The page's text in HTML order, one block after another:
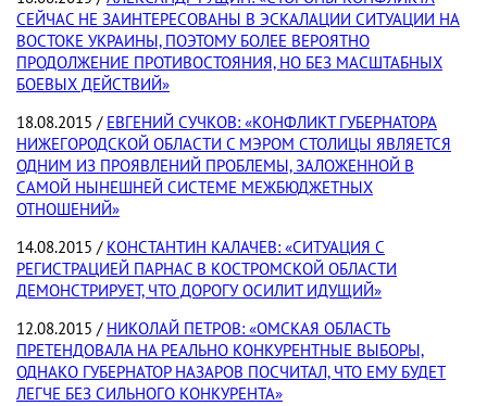
СЕЙЧАС НЕ ЗАИНТЕРЕСОВАНЫ В ЭСКАЛАЦИИ СИТУАЦИИ НА
ВОСТОКЕ УКРАИНЫ, ПОЭТОМУ БОЛЕЕ ВЕРОЯТНО
ПРОДОЛЖЕНИЕ ПРОТИВОСТОЯНИЯ, НО БЕЗ МАСШТАБНЫХ
БОЕВЫХ ДЕЙСТВИЙ»
18.08.2015 / ЕВГЕНИЙ СУЧКОВ: «КОНФЛИКТ ГУБЕРНАТОРА
НИЖЕГОРОДСКОЙ ОБЛАСТИ С МЭРОМ СТОЛИЦЫ ЯВЛЯЕТСЯ
ОДНИМ ИЗ ПРОЯВЛЕНИЙ ПРОБЛЕМЫ, ЗАЛОЖЕННОЙ В
САМОЙ НЫНЕШНЕЙ СИСТЕМЕ МЕЖБЮДЖЕТНЫХ
ОТНОШЕНИЙ»
14.08.2015 / КОНСТАНТИН КАЛАЧЕВ: «СИТУАЦИЯ С
РЕГИСТРАЦИЕЙ ПАРНАС В КОСТРОМСКОЙ ОБЛАСТИ
ДЕМОНСТРИРУЕТ, ЧТО ДОРОГУ ОСИЛИТ ИДУЩИЙ»
12.08.2015 / НИКОЛАЙ ПЕТРОВ: «ОМСКАЯ ОБЛАСТЬ
ПРЕТЕНДОВАЛА НА РЕАЛЬНО КОНКУРЕНТНЫЕ ВЫБОРЫ,
ОДНАКО ГУБЕРНАТОР НАЗАРОВ ПОСЧИТАЛ, ЧТО ЕМУ БУДЕТ
ЛЕГЧЕ БЕЗ СИЛЬНОГО КОНКУРЕНТА»